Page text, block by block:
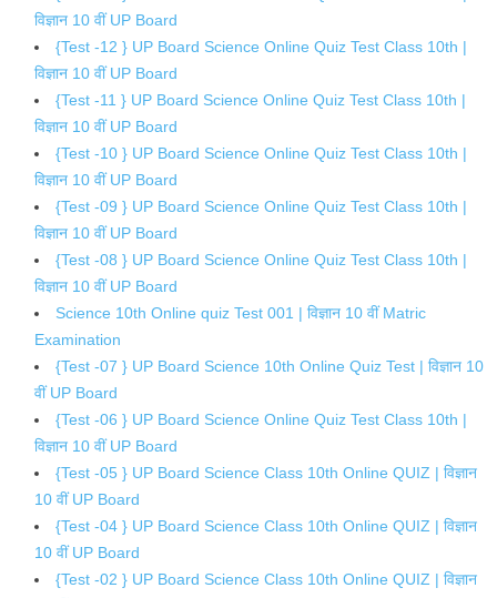
विज्ञान 10 वीं UP Board
{Test -12 } UP Board Science Online Quiz Test Class 10th |
विज्ञान 10 वीं UP Board
{Test -11 } UP Board Science Online Quiz Test Class 10th |
विज्ञान 10 वीं UP Board
{Test -10 } UP Board Science Online Quiz Test Class 10th |
विज्ञान 10 वीं UP Board
{Test -09 } UP Board Science Online Quiz Test Class 10th |
विज्ञान 10 वीं UP Board
{Test -08 } UP Board Science Online Quiz Test Class 10th |
विज्ञान 10 वीं UP Board
Science 10th Online quiz Test 001 | विज्ञान 10 वीं Matric
Examination
{Test -07 } UP Board Science 10th Online Quiz Test | विज्ञान 10
वीं UP Board
{Test -06 } UP Board Science Online Quiz Test Class 10th |
विज्ञान 10 वीं UP Board
{Test -05 } UP Board Science Class 10th Online QUIZ | विज्ञान
10 वीं UP Board
{Test -04 } UP Board Science Class 10th Online QUIZ | विज्ञान
10 वीं UP Board
{Test -02 } UP Board Science Class 10th Online QUIZ | विज्ञान